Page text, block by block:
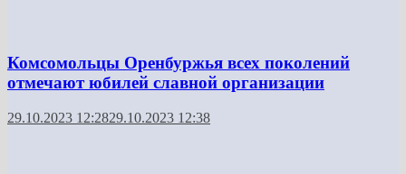
Комсомольцы Оренбуржья всех поколений
отмечают юбилей славной организации
29.10.2023 12:2829.10.2023 12:38